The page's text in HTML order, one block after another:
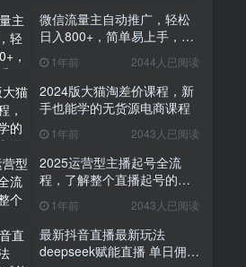
微信流量主自动推广，轻松
日入800+，简单易上手，做
1年前 2044人已阅读
2024版大猫淘差价课程，新
手也能学的无货源电商课程
1年前 2043人已阅读
2025运营型主播起号全流
程，了解整个直播起号的路
货满满)
1年前 2043人已阅读
最新抖音直播最新玩法
deepseek赋能直播 单日佣金